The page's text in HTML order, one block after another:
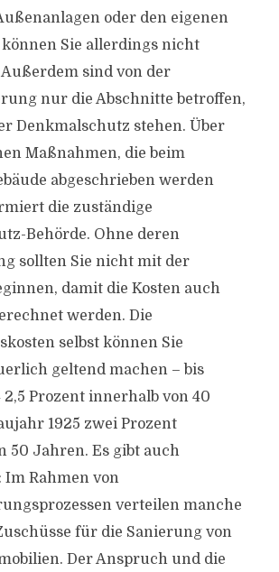
oder den eigenen
Sie allerdings nicht
sind von der
nur die Abschnitte betroffen,
Denkmalschutz stehen. Über
Maßnahmen, die beim
abgeschrieben werden
die zuständige
Behörde. Ohne deren
sollten Sie nicht mit der
damit die Kosten auch
werden. Die
selbst können Sie
geltend machen – bis
2,5 Prozent innerhalb von 40
1925 zwei Prozent
50 Jahren. Es gibt auch
Rahmen von
verteilen manche
für die Sanierung von
Der Anspruch und die